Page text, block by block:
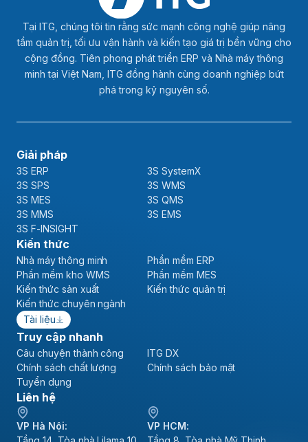
Tại ITG, chúng tôi tin rằng sức mạnh công nghệ giúp nâng
tầm quản trị, tối ưu vận hành và kiến tạo giá trị bền vững cho
cộng đồng. Tiên phong phát triển ERP và Nhà máy thông
minh tại Việt Nam, ITG đồng hành cùng doanh nghiệp bứt
phá trong kỷ nguyên số.
Giải pháp
3S ERP
3S SystemX
3S SPS
3S WMS
3S MES
3S QMS
3S MMS
3S EMS
3S F-INSIGHT
Kiến thức
Nhà máy thông minh
Phần mềm ERP
Phần mềm kho WMS
Phần mềm MES
Kiến thức sản xuất
Kiến thức quản trị
Kiến thức chuyên ngành
Tài liệu
Truy cập nhanh
Câu chuyện thành công
ITG DX
Chính sách chất lượng
Chính sách bảo mật
Tuyển dụng
Liên hệ
VP Hà Nội:
VP HCM: